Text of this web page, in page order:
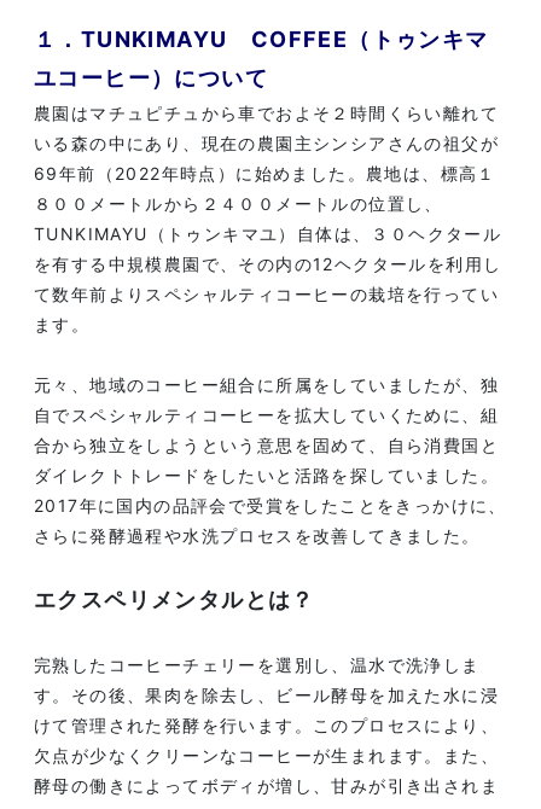
１．TUNKIMAYU COFFEE（トゥンキマ
ユコーヒー）について
農園はマチュピチュから車でおよそ２時間くらい離れて
いる森の中にあり、現在の農園主シンシアさんの祖父が
69年前（2022年時点）に始めました。農地は、標高１
８００メートルから２４００メートルの位置し、
TUNKIMAYU（トゥンキマユ）自体は、３０ヘクタール
を有する中規模農園で、その内の12ヘクタールを利用し
て数年前よりスペシャルティコーヒーの栽培を行ってい
ます。
元々、地域のコーヒー組合に所属をしていましたが、独
自でスペシャルティコーヒーを拡大していくために、組
合から独立をしようという意思を固めて、自ら消費国と
ダイレクトトレードをしたいと活路を探していました。
2017年に国内の品評会で受賞をしたことをきっかけに、
さらに発酵過程や水洗プロセスを改善してきました。
エクスペリメンタルとは？
完熟したコーヒーチェリーを選別し、温水で洗浄しま
す。その後、果肉を除去し、ビール酵母を加えた水に浸
けて管理された発酵を行います。このプロセスにより、
欠点が少なくクリーンなコーヒーが生まれます。また、
酵母の働きによってボディが増し、甘みが引き出されま